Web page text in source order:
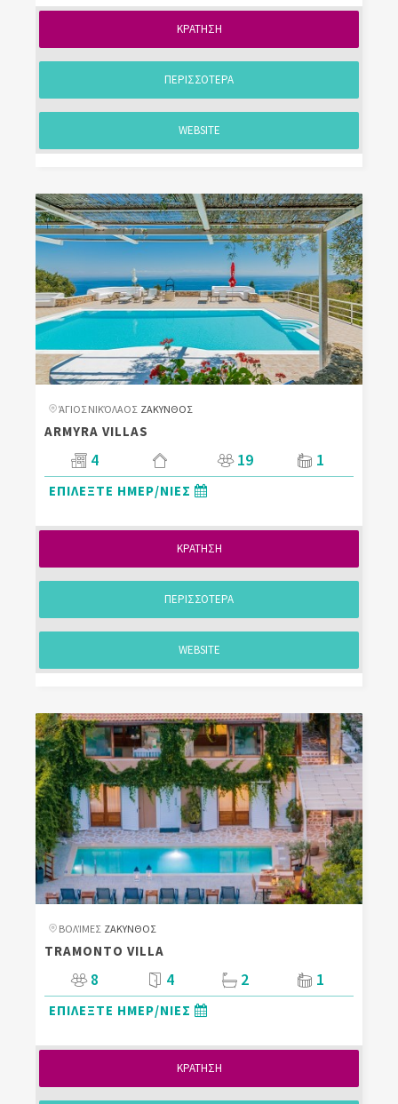
ΚΡΑΤΗΣΗ
ΠΕΡΙΣΣΟΤΕΡΑ
WEBSITE
ΆΓΙΟΣ ΝΙΚΌΛΑΟΣΖΑΚΥΝΘΟΣ
ARMYRA VILLAS
4 19 1
ΕΠΙΛΕΞΤΕ ΗΜΕΡ/ΝΙΕΣ
ΚΡΑΤΗΣΗ
ΠΕΡΙΣΣΟΤΕΡΑ
WEBSITE
ΒΟΛΊΜΕΣΖΑΚΥΝΘΟΣ
TRAMONTO VILLA
8 4 2 1
ΕΠΙΛΕΞΤΕ ΗΜΕΡ/ΝΙΕΣ
ΚΡΑΤΗΣΗ